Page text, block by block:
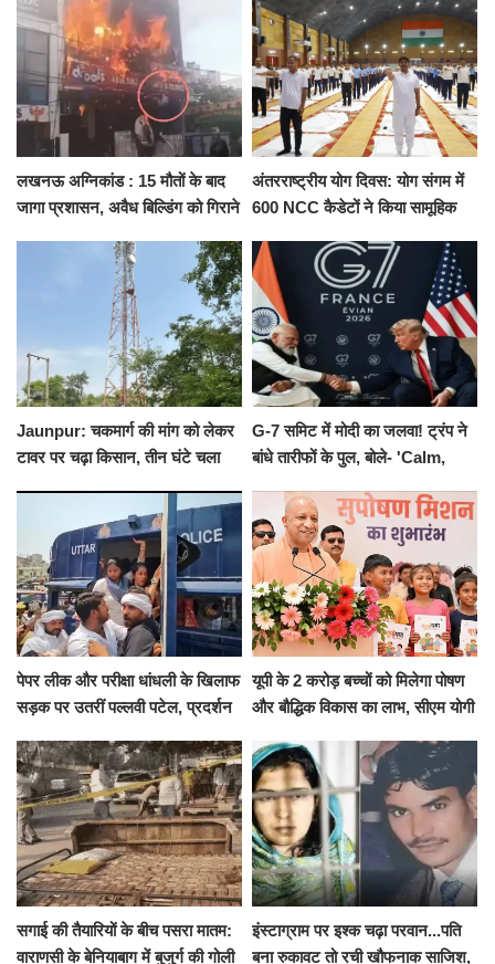
को नहीं...
किराया
लखनऊ अग्निकांड : 15 मौतों के बाद
जागा प्रशासन, अवैध बिल्डिंग को गिराने
अंतरराष्ट्रीय योग दिवस: योग संगम में
600 NCC कैडेटों ने किया सामूहिक
संकल्प
Jaunpur: चकमार्ग की मांग को लेकर
टावर पर चढ़ा किसान, तीन घंटे चला
G-7 समिट में मोदी का जलवा! ट्रंप ने
बांधे तारीफों के पुल, बोले- 'Calm,
पेपर लीक और परीक्षा धांधली के खिलाफ
सड़क पर उतरीं पल्लवी पटेल, प्रदर्शन
यूपी के 2 करोड़ बच्चों को मिलेगा पोषण
और बौद्धिक विकास का लाभ, सीएम योगी
सगाई की तैयारियों के बीच पसरा मातम:
वाराणसी के बेनियाबाग में बुजुर्ग की गोली
इंस्टाग्राम पर इश्क चढ़ा परवान...पति
बना रुकावट तो रची खौफनाक साजिश,